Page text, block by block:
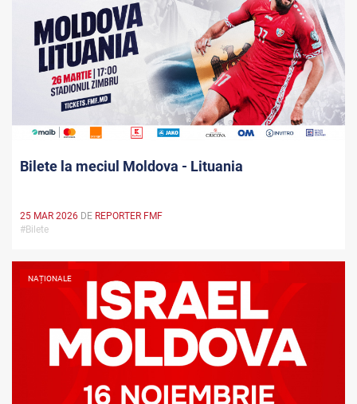
Bilete la meciul Moldova - Lituania
25 MAR 2026 DE REPORTER FMF
#Bilete
NAȚIONALE